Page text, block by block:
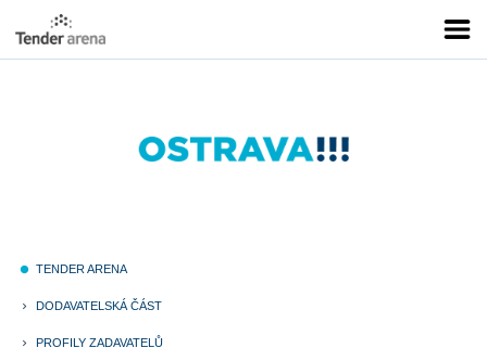
fiber_manual_record TENDER ARENA
keyboard_arrow_right DODAVATELSKÁ ČÁST
keyboard_arrow_right PROFILY ZADAVATELŮ